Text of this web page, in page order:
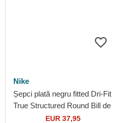
Nike
Șepci plată negru fitted Dri-Fit
True Structured Round Bill de
Chicago White Sox MLB de
EUR 37,95